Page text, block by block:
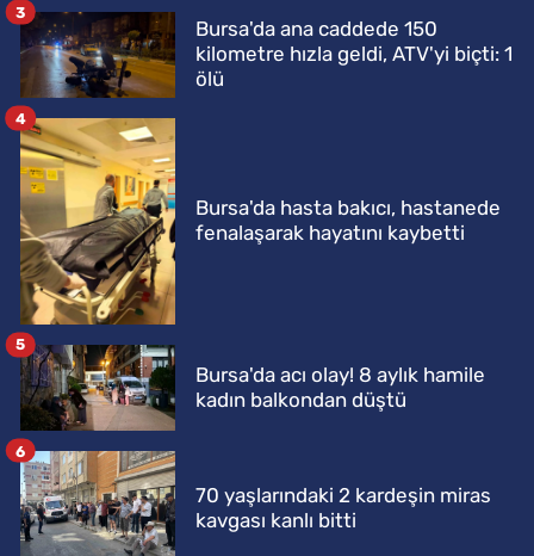
Bursa'da ana caddede 150
kilometre hızla geldi, ATV'yi biçti: 1
ölü
3
Bursa'da hasta bakıcı, hastanede
fenalaşarak hayatını kaybetti
4
Bursa'da acı olay! 8 aylık hamile
kadın balkondan düştü
5
70 yaşlarındaki 2 kardeşin miras
kavgası kanlı bitti
6